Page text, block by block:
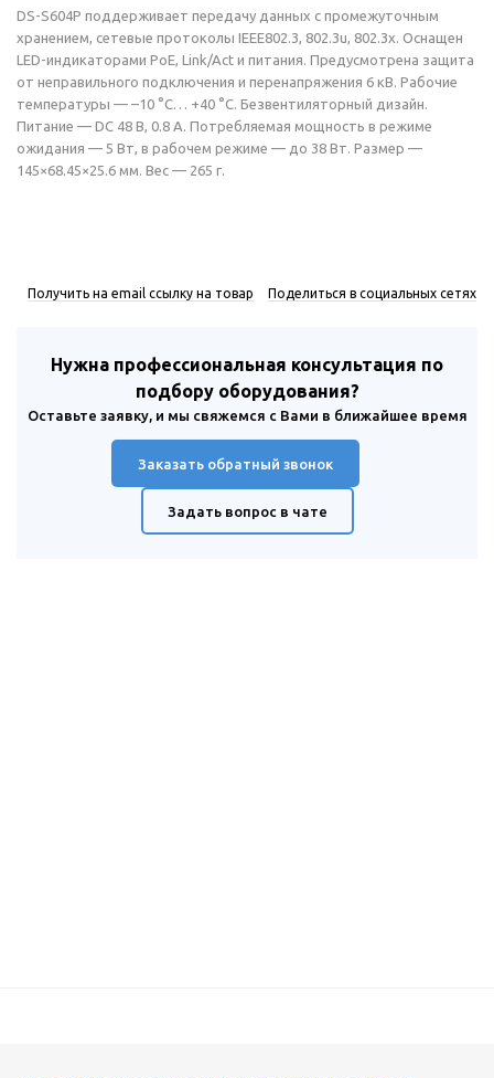
DS-S604P поддерживает передачу данных с промежуточным
хранением, сетевые протоколы IEEE802.3, 802.3u, 802.3x. Оснащен
LED-индикаторами PoE, Link/Act и питания. Предусмотрена защита
от неправильного подключения и перенапряжения 6 кВ. Рабочие
температуры — –10 °C… +40 °C. Безвентиляторный дизайн.
Питание — DC 48 В, 0.8 A. Потребляемая мощность в режиме
ожидания — 5 Вт, в рабочем режиме — до 38 Вт. Размер —
145×68.45×25.6 мм. Вес — 265 г.
Получить на email ссылку на товар Поделиться в социальных сетях
Нужна профессиональная консультация по
подбору оборудования?
Оставьте заявку, и мы свяжемся с Вами в ближайшее время
Заказать обратный звонок
Задать вопрос в чате